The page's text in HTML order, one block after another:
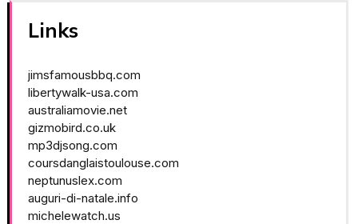
Links
jimsfamousbbq.com
libertywalk-usa.com
australiamovie.net
gizmobird.co.uk
mp3djsong.com
coursdanglaistoulouse.com
neptunuslex.com
auguri-di-natale.info
michelewatch.us